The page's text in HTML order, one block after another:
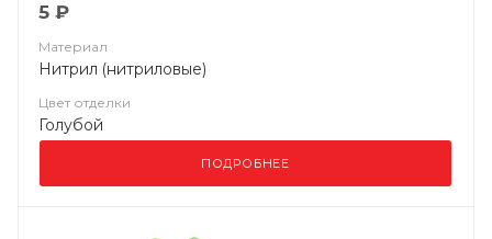
5 ₽
Материал
Нитрил (нитриловые)
Цвет отделки
Голубой
ПОДРОБНЕЕ